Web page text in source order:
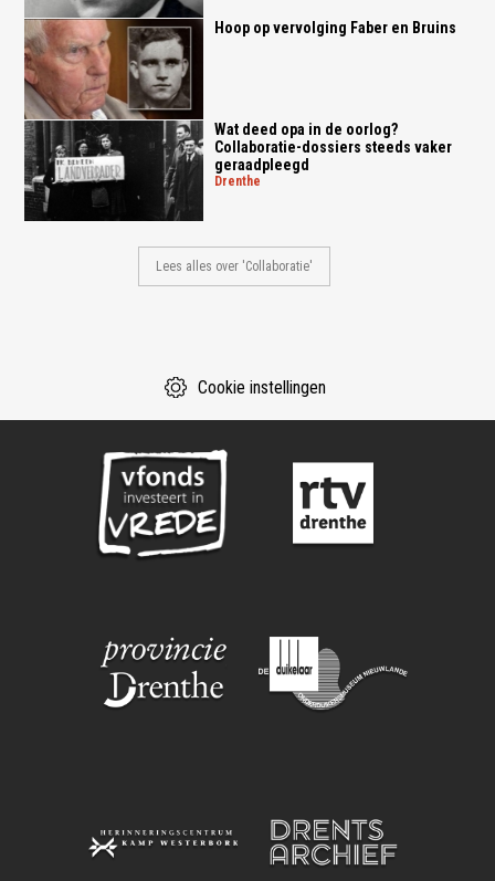
Hoop op vervolging Faber en Bruins
Wat deed opa in de oorlog?
Collaboratie-dossiers steeds vaker
geraadpleegd
drenthe
Lees alles over 'Collaboratie'
Cookie instellingen